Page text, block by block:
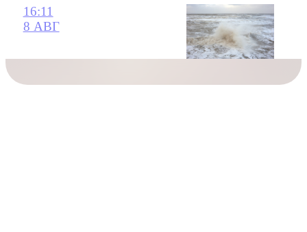
16:11
8 АВГ